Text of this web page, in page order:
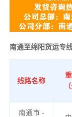
南通至绵阳货运专
线路名称
南通市 -